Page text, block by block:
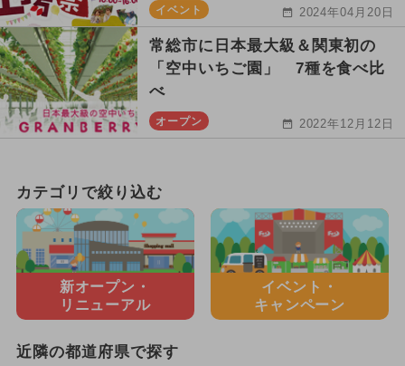
イベント 2024年04月20日
常総市に日本最大級＆関東初の
「空中いちご園」 7種を食べ比
べ
オープン 2022年12月12日
カテゴリで絞り込む
新オープン・
リニューアル
イベント・
キャンペーン
近隣の都道府県で探す